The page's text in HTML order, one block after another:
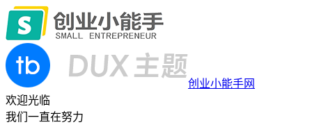
创业小能手网
欢迎光临
我们一直在努力